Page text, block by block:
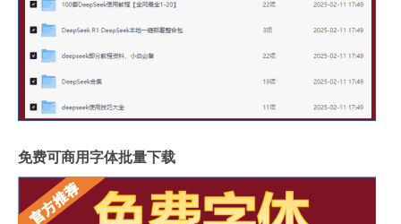
免费可商用字体批量下载